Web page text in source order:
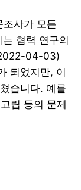
조사가 모든
협력 연구의
04-03)
되었지만, 이
습니다. 예를
립 등의 문제